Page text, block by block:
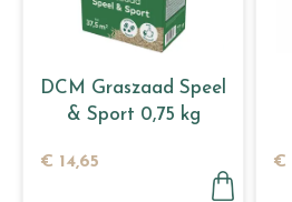
DCM Graszaad Speel
& Sport 0,75 kg
€ 14,65 €